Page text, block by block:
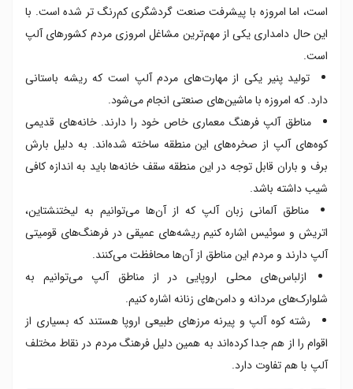
است، اما امروزه با پیشرفت صنعت گردشگری کم‌رنگ تر شده است. با
این حال دامداری یکی از مهم‌ترین مشاغل امروزی مردم کشورهای آلپ
است.
تولید پنیر یکی از مهارت‌های مردم آلپ است که ریشه باستانی
دارد. که امروزه با ماشین‌های صنعتی انجام می‌شود.
مناطق آلپ فرهنگ معماری خاص خود را دارند. خانه‌های قدیمی
کوه‌های آلپ از صخره‌های این منطقه ساخته شده‌اند. به دلیل بارش
برف و باران قابل توجه در این منطقه سقف خانه‌ها باید به اندازه کافی
شیب داشته باشد.
مناطق آلمانی زبان آلپ که از آن‌ها می‌توانیم به لیختنشتاین،
اتریش و سوئیس اشاره کنیم ریشه‌های عمیقی در فرهنگ‌های قومیتی
آلپ دارند و مردم این مناطق از آن‌ها محافظت می‌کنند.
ازلباس‌های محلی اروپایی در از مناطق آلپ می‌توانیم به
شلوارک‌های مردانه و دامن‌های زنانه اشاره کنیم.
رشته کوه آلپ و پیرنه مرزهای طبیعی اروپا هستند که بسیاری از
اقوام را از هم جدا کرده‌اند به همین دلیل فرهنگ مردم در نقاط مختلف
آلپ با هم تفاوت دارد.